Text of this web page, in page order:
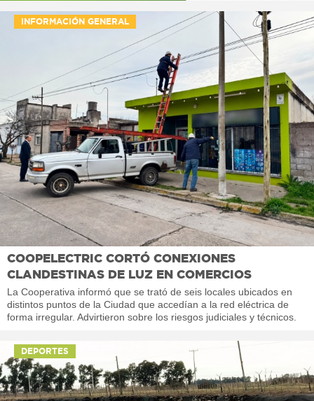
INFORMACIÓN GENERAL
COOPELECTRIC CORTÓ CONEXIONES
CLANDESTINAS DE LUZ EN COMERCIOS
La Cooperativa informó que se trató de seis locales ubicados en
distintos puntos de la Ciudad que accedían a la red eléctrica de
forma irregular. Advirtieron sobre los riesgos judiciales y técnicos.
DEPORTES